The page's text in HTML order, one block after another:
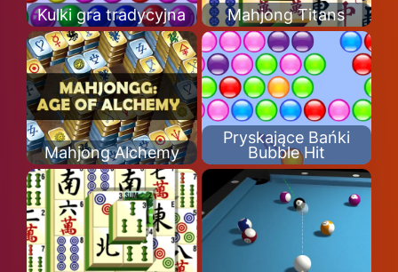
Kulki gra tradycyjna Mahjong Titans
Mahjong Alchemy
Pryskające Bańki
Bubble Hit